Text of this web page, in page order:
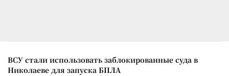
ВСУ стали использовать заблокированные суда в
Николаеве для запуска БПЛА